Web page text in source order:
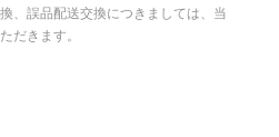
、誤品配送交換につきましては、当
だきます。